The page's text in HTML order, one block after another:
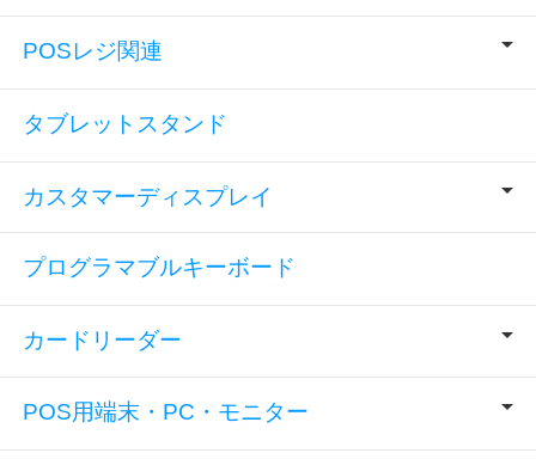
POSレジ関連
タブレットスタンド
カスタマーディスプレイ
プログラマブルキーボード
カードリーダー
POS用端末・PC・モニター